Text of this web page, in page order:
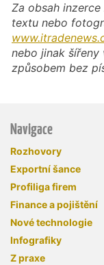
Za obsah
textu nebo
nebo jinak
způsobem bez
Navigace
Rozhovory
Exportní šance
Profiliga firem
Finance a pojištění
Nové technologie
Infografiky
Z praxe